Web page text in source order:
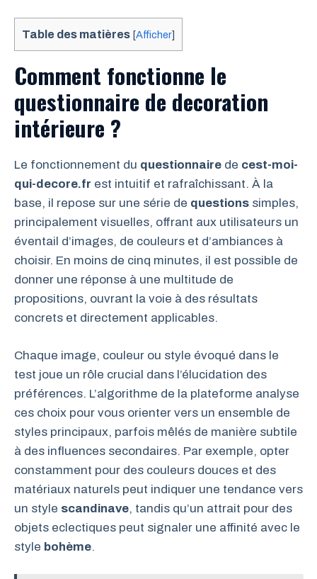
Table des matières [Afficher]
Comment fonctionne le
questionnaire de decoration
intérieure ?
Le fonctionnement du questionnaire de cest-moi-
qui-decore.fr est intuitif et rafraîchissant. À la
base, il repose sur une série de questions simples,
principalement visuelles, offrant aux utilisateurs un
éventail d’images, de couleurs et d’ambiances à
choisir. En moins de cinq minutes, il est possible de
donner une réponse à une multitude de
propositions, ouvrant la voie à des résultats
concrets et directement applicables.
Chaque image, couleur ou style évoqué dans le
test joue un rôle crucial dans l’élucidation des
préférences. L’algorithme de la plateforme analyse
ces choix pour vous orienter vers un ensemble de
styles principaux, parfois mêlés de manière subtile
à des influences secondaires. Par exemple, opter
constamment pour des couleurs douces et des
matériaux naturels peut indiquer une tendance vers
un style scandinave, tandis qu’un attrait pour des
objets eclectiques peut signaler une affinité avec le
style bohème.